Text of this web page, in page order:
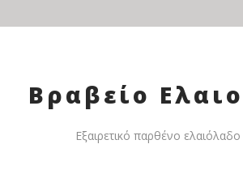
Βραβείο
Εξαιρετικό παρθένο ελαιόλαδο